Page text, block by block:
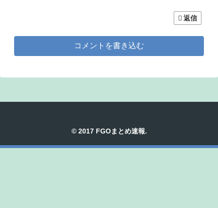
返信
コメントを書き込む
© 2017 FGOまとめ速報.